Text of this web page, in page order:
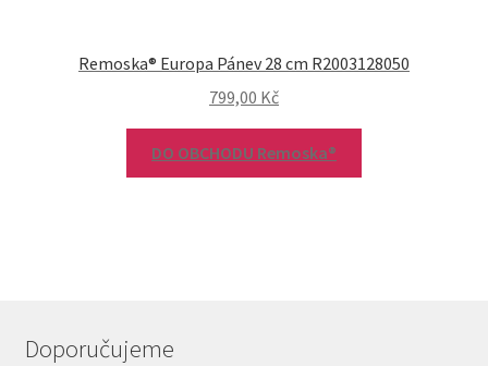
Remoska® Europa Pánev 28 cm R2003128050
799,00 Kč
DO OBCHODU Remoska®
Doporučujeme